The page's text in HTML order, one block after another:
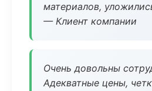
материалов,
— Клиент компании
Очень довольны
Адекватные цены,